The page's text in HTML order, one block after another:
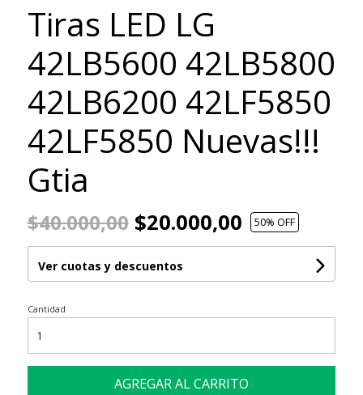
Tiras LED LG
42LB5600 42LB5800
42LB6200 42LF5850
42LF5850 Nuevas!!!
Gtia
$40.000,00$20.000,00 50% OFF
Ver cuotas y descuentos
Cantidad
AGREGAR AL CARRITO